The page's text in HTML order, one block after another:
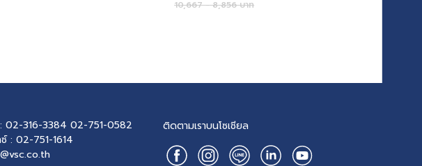
10,667 - 8,856 บาท
02-316-3384 02-751-0582
: 02-751-1614
ติดตามเราบนโซเชียล